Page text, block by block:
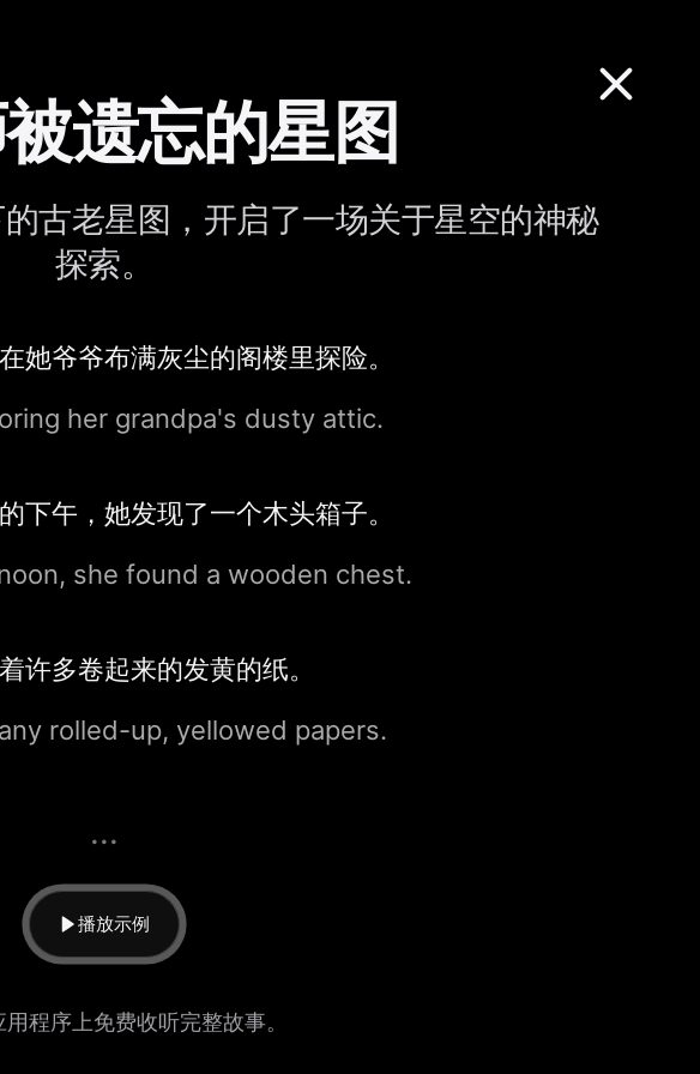
遗忘的星图
古老星图，开启了一场关于星空的神秘
探索。
她爷爷布满灰尘的阁楼里探险。
her grandpa's dusty attic.
下午，她发现了一个木头箱子。
she found a wooden chest.
许多卷起来的发黄的纸。
rolled-up, yellowed papers.
...
播放示例
程序上免费收听完整故事。